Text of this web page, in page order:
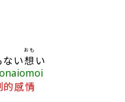
い想
おも
い
感情